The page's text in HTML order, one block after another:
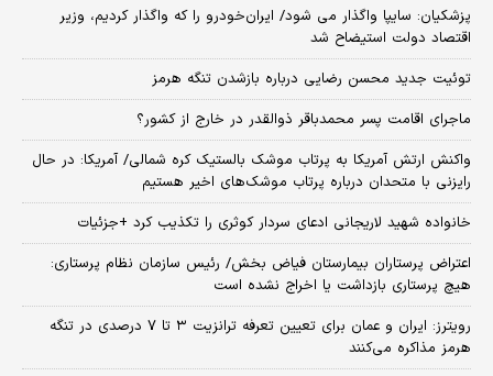
پزشکیان: سایپا واگذار می شود/ ایران‌خودرو را که واگذار کردیم، وزیر
اقتصاد دولت استیضاح شد
توئیت جدید محسن رضایی درباره بازشدن تنگه هرمز
ماجرای اقامت پسر محمدباقر ذوالقدر در خارج از کشور؟
واکنش ارتش آمریکا به پرتاب موشک بالستیک کره شمالی/ آمریکا: در حال
رایزنی با متحدان درباره پرتاب موشک‌های اخیر هستیم
خانواده شهید لاریجانی ادعای سردار کوثری را تکذیب کرد +جزئیات
اعتراض پرستاران بیمارستان فیاض بخش/ رئیس سازمان نظام پرستاری:
هیچ پرستاری بازداشت یا اخراج نشده است
رویترز: ایران و عمان برای تعیین تعرفه ترانزیت ۳ تا ۷ درصدی در تنگه
هرمز مذاکره می‌کنند